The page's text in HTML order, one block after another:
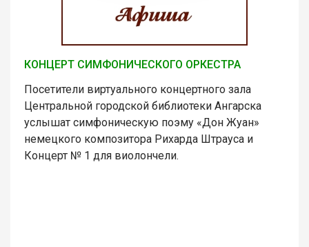
КОНЦЕРТ СИМФОНИЧЕСКОГО ОРКЕСТРА
Посетители виртуального концертного зала
Центральной городской библиотеки Ангарска
услышат симфоническую поэму «Дон Жуан»
немецкого композитора Рихарда Штрауса и
Концерт № 1 для виолончели.